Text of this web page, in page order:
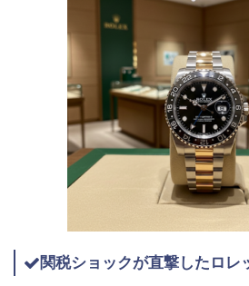
関税ショックが直撃したロレ